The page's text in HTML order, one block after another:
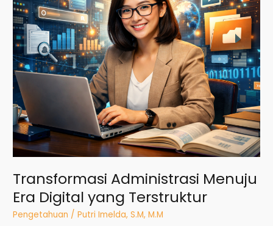
Transformasi Administrasi Menuju
Era Digital yang Terstruktur
Pengetahuan /Putri Imelda, S.M, M.M